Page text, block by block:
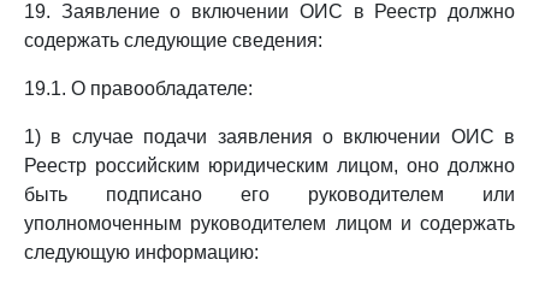
19. Заявление о включении ОИС в Реестр должно
содержать следующие сведения:
19.1. О правообладателе:
1) в случае подачи заявления о включении ОИС в
Реестр российским юридическим лицом, оно должно
быть подписано его руководителем или
уполномоченным руководителем лицом и содержать
следующую информацию: